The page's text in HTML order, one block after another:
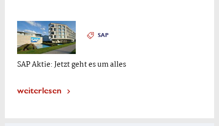
SAP
SAP Aktie: Jetzt geht es um alles
weiterlesen